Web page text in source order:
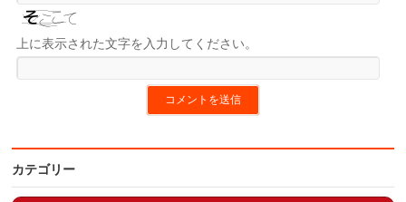
上に表示された文字を入力してください。
カテゴリー